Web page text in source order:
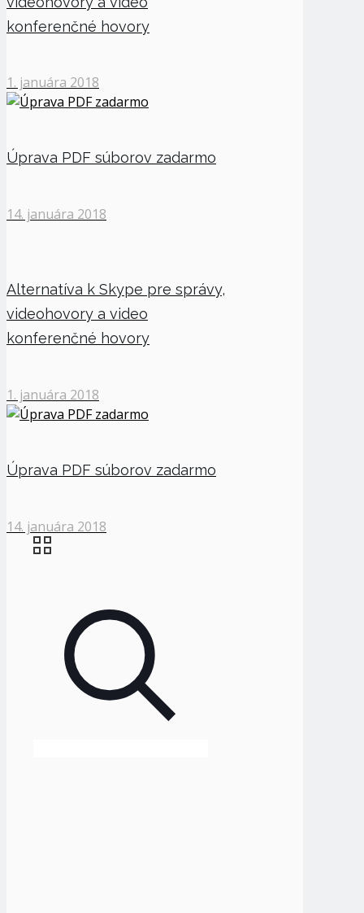
konferenčné hovory
1. januára 2018
Úprava PDF súborov zadarmo
14. januára 2018
Alternatíva k Skype pre správy,
videohovory a video
konferenčné hovory
1. januára 2018
Úprava PDF súborov zadarmo
14. januára 2018